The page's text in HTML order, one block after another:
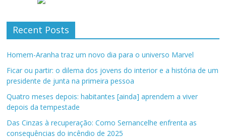
Recent Posts
Homem-Aranha traz um novo dia para o universo Marvel
Ficar ou partir: o dilema dos jovens do interior e a história de um
presidente de junta na primeira pessoa
Quatro meses depois: habitantes [ainda] aprendem a viver
depois da tempestade
Das Cinzas à recuperação: Como Sernancelhe enfrenta as
consequências do incêndio de 2025